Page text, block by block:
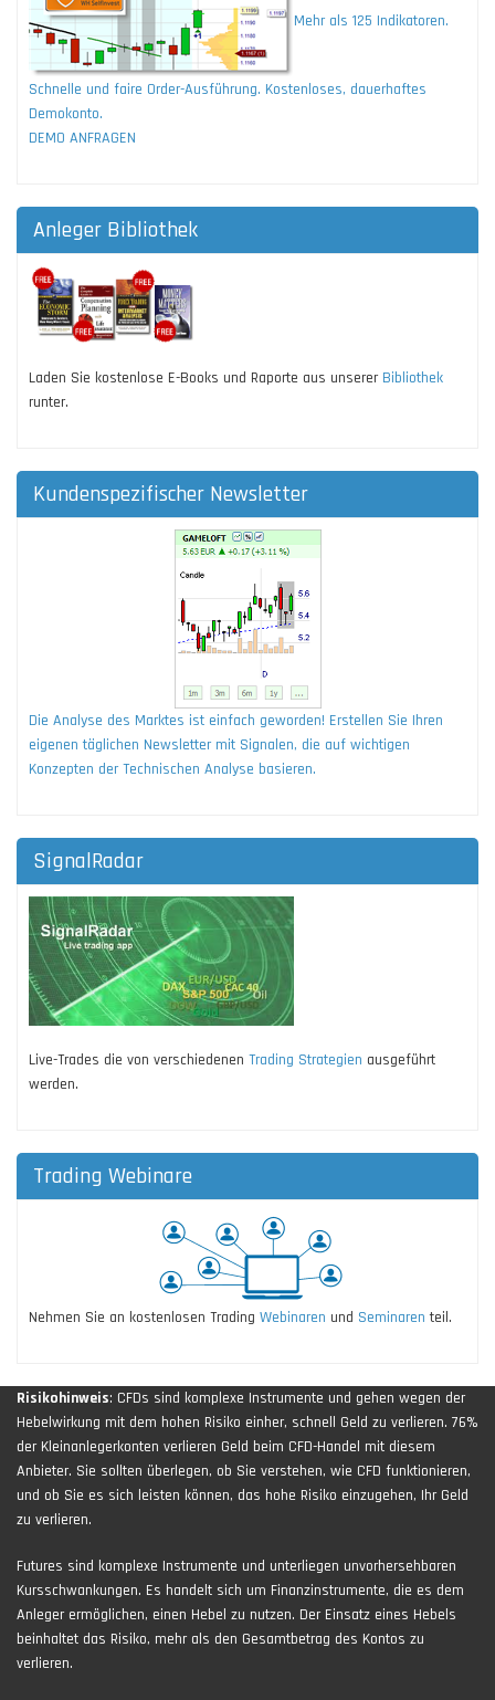
Mehr als 125 Indikatoren.
Schnelle und faire Order-Ausführung. Kostenloses, dauerhaftes
Demokonto.
DEMO ANFRAGEN
Anleger Bibliothek
Laden Sie kostenlose E-Books und Raporte aus unserer Bibliothek
runter.
Kundenspezifischer Newsletter
Die Analyse des Marktes ist einfach geworden! Erstellen Sie Ihren
eigenen täglichen Newsletter mit Signalen, die auf wichtigen
Konzepten der Technischen Analyse basieren.
SignalRadar
Live-Trades die von verschiedenen Trading Strategien ausgeführt
werden.
Trading Webinare
Nehmen Sie an kostenlosen Trading Webinaren und Seminaren teil.
Risikohinweis: CFDs sind komplexe Instrumente und gehen wegen der
Hebelwirkung mit dem hohen Risiko einher, schnell Geld zu verlieren. 76%
der Kleinanlegerkonten verlieren Geld beim CFD-Handel mit diesem
Anbieter. Sie sollten überlegen, ob Sie verstehen, wie CFD funktionieren,
und ob Sie es sich leisten können, das hohe Risiko einzugehen, Ihr Geld
zu verlieren.
Futures sind komplexe Instrumente und unterliegen unvorhersehbaren
Kursschwankungen. Es handelt sich um Finanzinstrumente, die es dem
Anleger ermöglichen, einen Hebel zu nutzen. Der Einsatz eines Hebels
beinhaltet das Risiko, mehr als den Gesamtbetrag des Kontos zu
verlieren.